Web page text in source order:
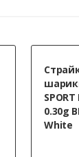
0.30g
White